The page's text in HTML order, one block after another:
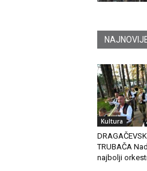
Kultura
TRUBAČA
najbolji